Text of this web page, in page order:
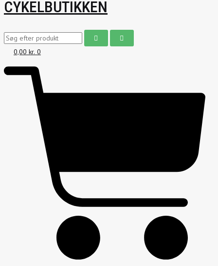
CYKELBUTIKKEN
0,00 kr. 0